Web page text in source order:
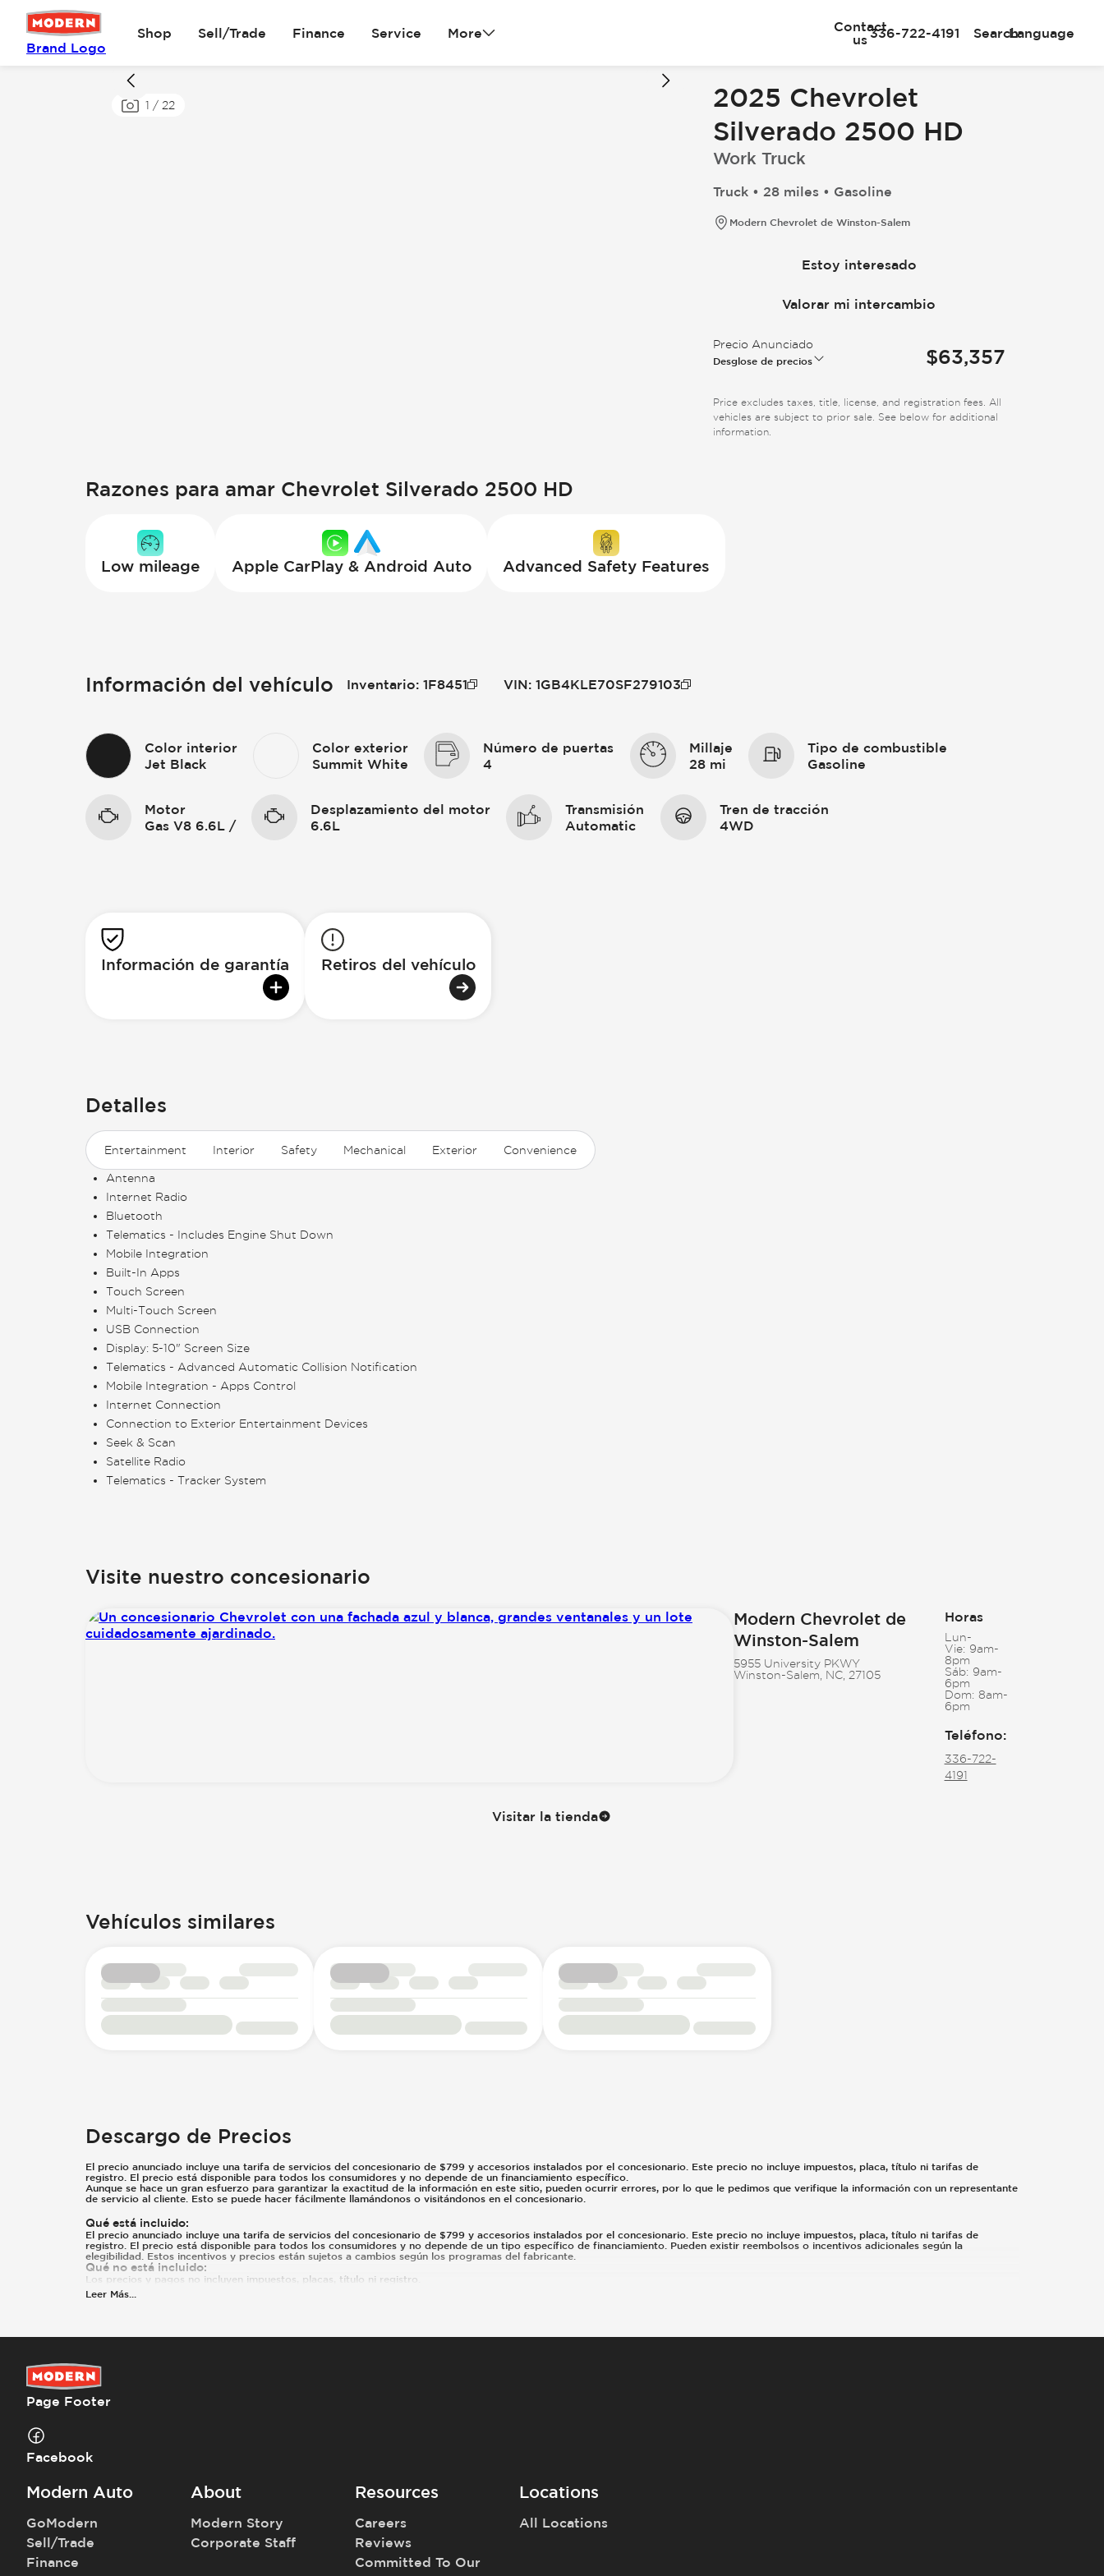
Brand Logo
Shop Sell/Trade Finance Service More
Contact
us336-722-4191 SearchLanguage
1 / 22
2025 Chevrolet
Silverado 2500 HD
Work Truck
Truck • 28 miles • Gasoline
Modern Chevrolet de Winston-Salem
Estoy interesado
Valorar mi intercambio
Precio Anunciado
Desglose de precios $63,357
Price excludes taxes, title, license, and registration fees. All
vehicles are subject to prior sale. See below for additional
information.
Razones para amar Chevrolet Silverado 2500 HD
Low mileage Apple CarPlay & Android Auto Advanced Safety Features
Información del vehículo Inventario: 1F8451 VIN: 1GB4KLE70SF279103
Color interior
Jet Black
Color exterior
Summit White
Número de puertas
4
Millaje
28 mi
Tipo de combustible
Gasoline
Motor
Gas V8 6.6L /
Desplazamiento del motor
6.6L
Transmisión
Automatic
Tren de tracción
4WD
Información de garantía Retiros del vehículo
Detalles
Entertainment Interior Safety Mechanical Exterior Convenience
Antenna
Internet Radio
Bluetooth
Telematics - Includes Engine Shut Down
Mobile Integration
Built-In Apps
Touch Screen
Multi-Touch Screen
USB Connection
Display: 5-10" Screen Size
Telematics - Advanced Automatic Collision Notification
Mobile Integration - Apps Control
Internet Connection
Connection to Exterior Entertainment Devices
Seek & Scan
Satellite Radio
Telematics - Tracker System
Visite nuestro concesionario
Modern Chevrolet de
Winston-Salem
5955 University PKWY
Winston-Salem, NC, 27105
Horas
Lun-
Vie: 9am-
8pm
Sáb: 9am-
6pm
Dom: 8am-
6pm
Teléfono:
336-722-
4191
Visitar la tienda
Vehículos similares
Descargo de Precios
El precio anunciado incluye una tarifa de servicios del concesionario de $799 y accesorios instalados por el concesionario. Este precio no incluye impuestos, placa, título ni tarifas de
registro. El precio está disponible para todos los consumidores y no depende de un financiamiento específico.
Aunque se hace un gran esfuerzo para garantizar la exactitud de la información en este sitio, pueden ocurrir errores, por lo que le pedimos que verifique la información con un representante
de servicio al cliente. Esto se puede hacer fácilmente llamándonos o visitándonos en el concesionario.
Qué está incluido:
El precio anunciado incluye una tarifa de servicios del concesionario de $799 y accesorios instalados por el concesionario. Este precio no incluye impuestos, placa, título ni tarifas de
registro. El precio está disponible para todos los consumidores y no depende de un tipo específico de financiamiento. Pueden existir reembolsos o incentivos adicionales según la
elegibilidad. Estos incentivos y precios están sujetos a cambios según los programas del fabricante.
Qué no está incluido:
Los precios y pagos no incluyen impuestos, placas, título ni registro.
Leer Más
Page Footer
Facebook
Modern Auto
GoModern
Sell/Trade
Finance
About
Modern Story
Corporate Staff
Resources
Careers
Reviews
Committed To Our
Locations
All Locations